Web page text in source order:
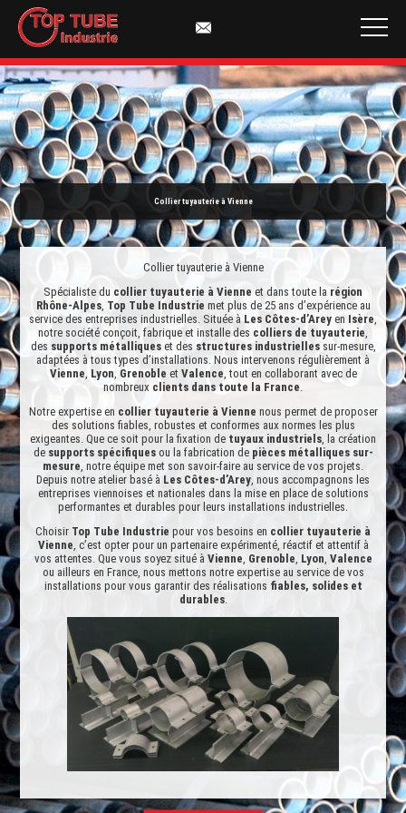
Collier tuyauterie à Vienne
Collier tuyauterie à Vienne
Spécialiste du collier tuyauterie à Vienne et dans toute la région
Rhône-Alpes, Top Tube Industrie met plus de 25 ans d’expérience au
service des entreprises industrielles. Située à Les Côtes-d’Arey en Isère,
notre société conçoit, fabrique et installe des colliers de tuyauterie,
des supports métalliqueset des structures industriellessur-mesure,
adaptées à tous types d’installations. Nous intervenons régulièrement à
Vienne, Lyon, Grenoble et Valence, tout en collaborant avec de
nombreux clients dans toute la France.
Notre expertise en collier tuyauterie à Vienne nous permet de proposer
des solutions fiables, robustes et conformes aux normes les plus
exigeantes. Que ce soit pour la fixation de tuyaux industriels, la création
de supports spécifiquesou la fabrication de pièces métalliques sur-
mesure, notre équipe met son savoir-faire au service de vos projets.
Depuis notre atelier basé à Les Côtes-d’Arey, nous accompagnons les
entreprises viennoises et nationales dans la mise en place de solutions
performantes et durables pour leurs installations industrielles.
Choisir Top Tube Industrie pour vos besoins en collier tuyauterie à
Vienne, c’est opter pour un partenaire expérimenté, réactif et attentif à
vos attentes. Que vous soyez situé à Vienne, Grenoble, Lyon, Valence
ou ailleurs en France, nous mettons notre expertise au service de vos
installations pour vous garantir des réalisations fiables, solides et
durables.